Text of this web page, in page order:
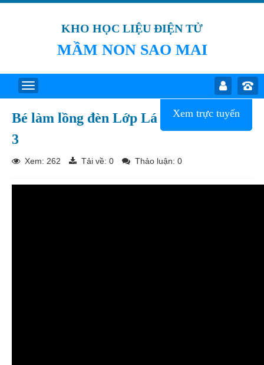
KHO HỌC LIỆU ĐIỆN TỬ
MẦM NON SAO MAI
Xem trực tuyến
Bé làm lồng đèn Lớp Lá
3
Xem: 262 Tải về: 0 Thảo luận: 0